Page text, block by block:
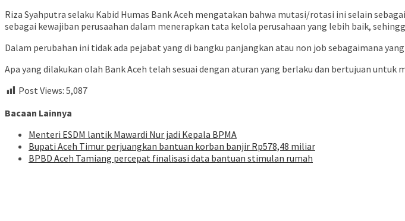
Riza Syahputra selaku Kabid Humas Bank Aceh mengatakan bahwa mutasi/rotasi ini selain
sebagai kewajiban perusaahan dalam menerapkan tata kelola perusahaan yang lebih baik,
Dalam perubahan ini tidak ada pejabat yang di bangku panjangkan atau non job sebagaimana
Apa yang dilakukan olah Bank Aceh telah sesuai dengan aturan yang berlaku dan bertujuan
Post Views: 5,087
Bacaan Lainnya
Menteri ESDM lantik Mawardi Nur jadi Kepala BPMA
Bupati Aceh Timur perjuangkan bantuan korban banjir Rp578,48 miliar
BPBD Aceh Tamiang percepat finalisasi data bantuan stimulan rumah